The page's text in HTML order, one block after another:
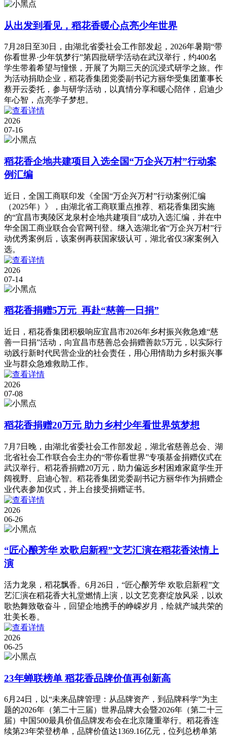
从出发到看见，稻花香暖心点亮少年世界
7月28日至30日，由湖北省委社会工作部发起，2026年暑期“带
你看世界·少年筑梦行”第四批研学活动在武汉举行，约400名
学生带着希望与憧憬，开展了为期三天的沉浸式研学之旅。作
为活动捐助企业，稻花香集团党委副书记方丽华受集团董事长
蔡开云委托，参与研学活动，以真情分享和暖心陪伴，启迪少
年心智，点亮学子梦想。
2026
07-16
稻花香企地共建项目入选全国“万企兴万村”行动案
例汇编
近日，全国工商联印发《全国“万企兴万村”行动案例汇编
（2025年）》，由湖北省工商联重点推荐、稻花香集团实施
的“宜昌市夷陵区龙泉村企地共建项目”成功入选汇编，并在中
华全国工商业联合会官网刊登。继入选湖北省“万企兴万村”行
动优秀案例后，该案例再获国家级认可，湖北省仅3家案例入
选。
2026
07-14
稻花香捐赠5万元 再赴“慈善一日捐”
近日，稻花香集团积极响应宜昌市2026年乡村振兴救急难“慈
善一日捐”活动，向宜昌市慈善总会捐赠善款5万元，以实际行
动践行新时代民营企业的社会责任，用心用情助力乡村振兴事
业与群众急难救助工作。
2026
07-08
稻花香捐赠20万元 助力乡村少年看世界筑梦想
7月7日晚，由湖北省委社会工作部发起，湖北省慈善总会、湖
北省社会工作联合会主办的“带你看世界”专项基金捐赠仪式在
武汉举行。稻花香捐赠20万元，助力偏远乡村困难家庭学生开
阔视野、启迪心智。稻花香集团党委副书记方丽华作为捐赠企
业代表参加仪式，并上台接受捐赠证书。
2026
06-26
“匠心酿芳华 欢歌启新程”文艺汇演在稻花香浓情上
演
活力龙泉，稻花飘香。6月26日，“匠心酿芳华 欢歌启新程”文
艺汇演在稻花香大礼堂燃情上演，以文艺竞赛绽放风采，以欢
歌热舞致敬奋斗，回望企地携手的峥嵘岁月，绘就产城共荣的
壮美长卷。
2026
06-25
23年蝉联榜单 稻花香品牌价值再创新高
6月24日，以“未来品牌管理：从品牌资产，到品牌科学”为主
题的2026年（第二十三届）世界品牌大会暨2026年（第二十三
届）中国500最具价值品牌发布会在北京隆重举行。稻花香连
续第23年荣登榜单，品牌价值达1369.16亿元，位列总榜单第